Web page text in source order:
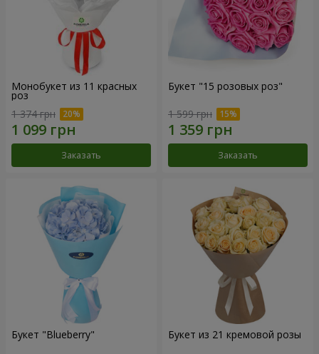
Монобукет из 11 красных
роз
1 374 грн
Заказать
Букет "15 розовых роз"
1 599 грн
Заказать
Букет "Blueberry" Букет из 21 кремовой розы